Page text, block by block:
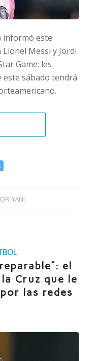
informó este
Messi y Jordi
Game: les
sábado tendrá
YANI
el
Cruz que le
las redes